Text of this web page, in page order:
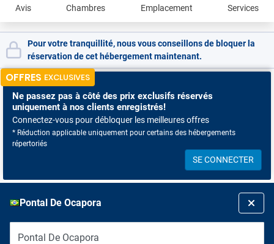
Avis Chambres Emplacement Services
Pour votre tranquillité, nous vous conseillons de bloquer la
réservation de cet hébergement maintenant.
OFFRES EXCLUSIVES
Ne passez pas à côté des prix exclusifs réservés
uniquement à nos clients enregistrés!
Connectez-vous pour débloquer les meilleures offres
* Réduction applicable uniquement pour certains des hébergements
répertoriés
SE CONNECTER
Pontal De Ocapora
Pontal De Ocapora